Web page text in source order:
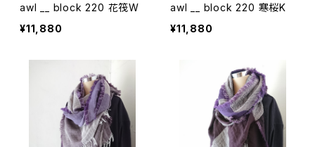
awl __ block 220 花筏W
¥11,880
awl __ block 220 寒桜K
¥11,880